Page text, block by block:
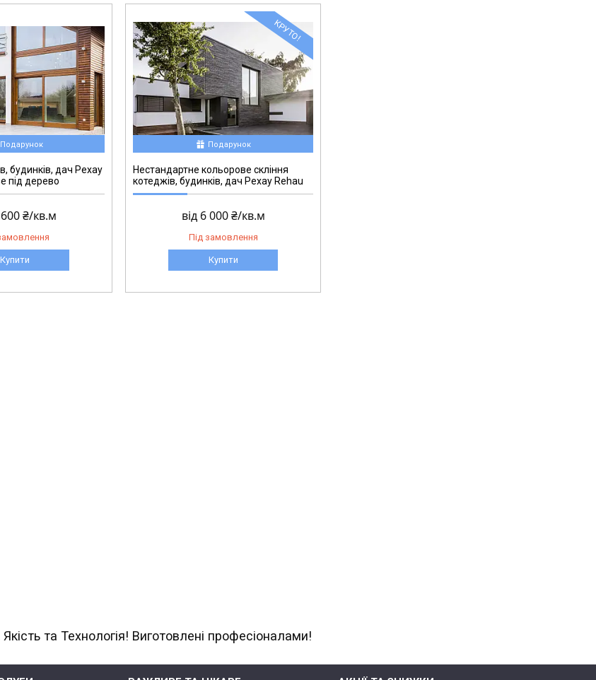
Подарунок
будинків, дач Рехау
під дерево
600 ₴/кв.м
Купити
КРУТО!
Подарунок
Нестандартне кольорове скління
котеджів, будинків, дач Рехау Rehau
від 6 000 ₴/кв.м
Під замовлення
Купити
та Технологія! Виготовлені професіоналами!